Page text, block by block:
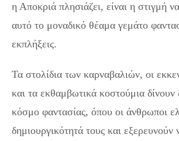
η Αποκριά πλησιάζει, είναι η στιγμή
αυτό το μοναδικό θέαμα γεμάτο
εκπλήξεις.
Τα στολίδια των καρναβαλιών, οι
και τα εκθαμβωτικά κοστούμια
κόσμο φαντασίας, όπου οι άνθρωποι
δημιουργικότητά τους και εξερευνούν